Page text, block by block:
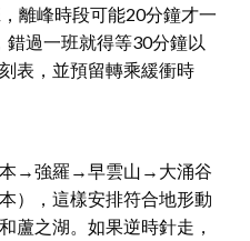
離峰時段可能20分鐘才一
過一班就得等30分鐘以
表，並預留轉乘緩衝時
本→強羅→早雲山→大涌谷
，這樣安排符合地形動
蘆之湖。如果逆時針走，